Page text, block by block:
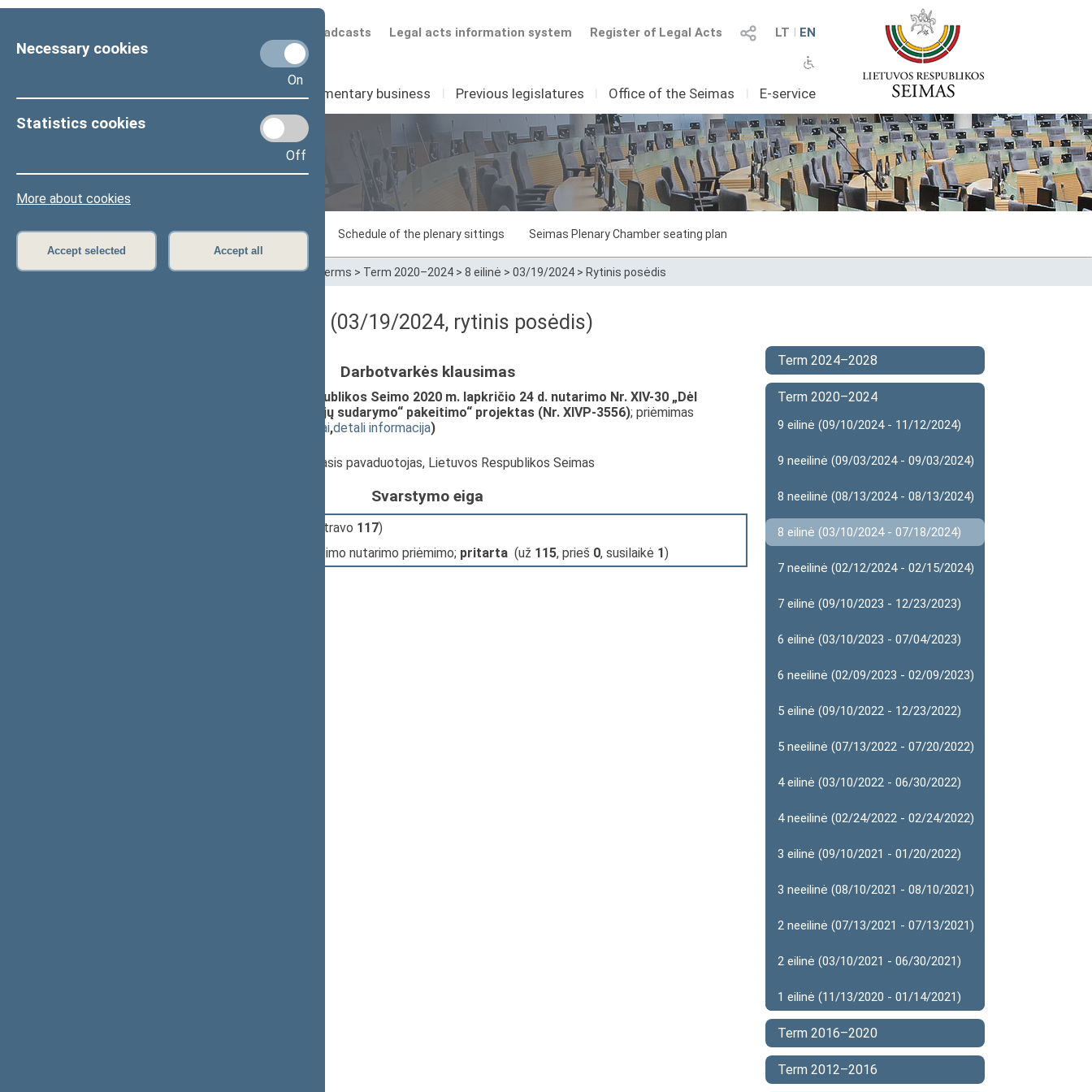
Necessary cookies
On
Statistics cookies
Off
More about cookies
Accept selected Accept all
LT I EN
Register of Legal Acts
Legal acts information system
Scheduled broadcasts
Seimas I Parliamentary business I Previous legislatures I Office of the Seimas I E-service
Sitting in progress Plenary sittings Schedule of the plenary sittings Seimas Plenary Chamber seating plan
Home>Plenary sittings>Parliamentary terms > Term 2020–2024 > 8 eilinė > 03/19/2024 > Rytinis posėdis
Darbotvarkės klausimas (03/19/2024, rytinis posėdis)
Darbotvarkės klausimas
Seimo nutarimo „Dėl Lietuvos Respublikos Seimo 2020 m. lapkričio 24 d. nutarimo Nr. XIV-30 „Dėl
Lietuvos Respublikos Seimo komisijų sudarymo“ pakeitimo“ projektas (Nr. XIVP-3556); priėmimas
susiję dokumentai,detali informacija)
, Seimo Pirmininko pirmasis pavaduotojas, Lietuvos Respublikos Seimas
Svarstymo eiga
(užsiregistravo 117)
dėl šio Seimo nutarimo priėmimo; pritarta (už 115, prieš 0, susilaikė 1)
Term 2024–2028
Term 2020–2024
9 eilinė (09/10/2024 - 11/12/2024)
9 neeilinė (09/03/2024 - 09/03/2024)
8 neeilinė (08/13/2024 - 08/13/2024)
8 eilinė (03/10/2024 - 07/18/2024)
7 neeilinė (02/12/2024 - 02/15/2024)
7 eilinė (09/10/2023 - 12/23/2023)
6 eilinė (03/10/2023 - 07/04/2023)
6 neeilinė (02/09/2023 - 02/09/2023)
5 eilinė (09/10/2022 - 12/23/2022)
5 neeilinė (07/13/2022 - 07/20/2022)
4 eilinė (03/10/2022 - 06/30/2022)
4 neeilinė (02/24/2022 - 02/24/2022)
3 eilinė (09/10/2021 - 01/20/2022)
3 neeilinė (08/10/2021 - 08/10/2021)
2 neeilinė (07/13/2021 - 07/13/2021)
2 eilinė (03/10/2021 - 06/30/2021)
1 eilinė (11/13/2020 - 01/14/2021)
Term 2016–2020
Term 2012–2016